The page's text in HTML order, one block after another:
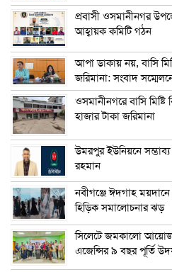
প্রবাসী ওসমানীনগর
আহ্বায়ক কমিটি গঠন
আপা ডাকায় নয়, বাসি
জরিমানা: সংবাদ
ওসমানীনগরে বাসি
হাজার টাকা জরিমানা
উমরপুর ইউনিয়নে সম্ভাব্য
রহমান
নবীগঞ্জে ঈদগাহ
হিড়িক সমালোচনার ঝড়
সিলেটে জমকালো
এজেন্সির ৯ বছর পূর্তি